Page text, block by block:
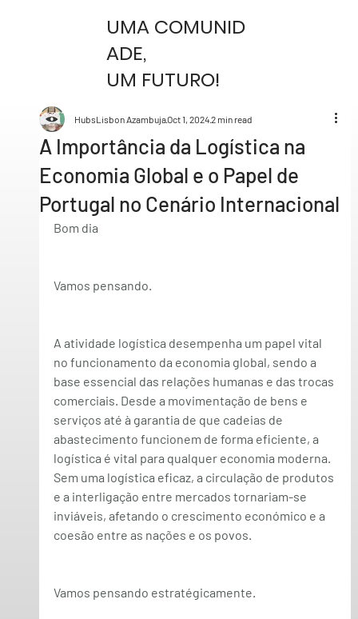
UMA COMUNID
ADE,
UM FUTURO!
A Importância da Logística na
Economia Global e o Papel de
Portugal no Cenário Internacional
HubsLisbon AzambujaOct 1, 20242 min read
Bom dia
Vamos pensando.
A atividade logística desempenha um papel vital
no funcionamento da economia global, sendo a
base essencial das relações humanas e das trocas
comerciais. Desde a movimentação de bens e
serviços até à garantia de que cadeias de
abastecimento funcionem de forma eficiente, a
logística é vital para qualquer economia moderna.
Sem uma logística eficaz, a circulação de produtos
e a interligação entre mercados tornariam-se
inviáveis, afetando o crescimento económico e a
coesão entre as nações e os povos.
Vamos pensando estratégicamente.